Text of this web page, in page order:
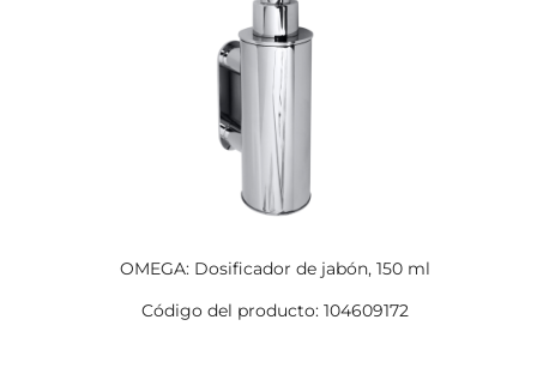
OMEGA: Dosificador de jabón, 150 ml
Código del producto: 104609172